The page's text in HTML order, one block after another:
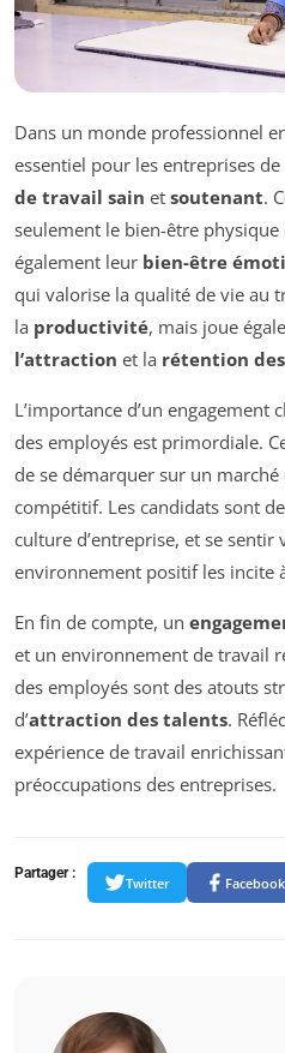
Dans un monde professionnel
essentiel pour les entreprises de
de travail sain et soutenant.
seulement le bien-être
également leur bien-être
qui valorise la qualité de vie au
la productivité, mais joue
l’attraction et la rétention
L’importance d’un
des employés est primordiale.
de se démarquer sur un
compétitif. Les candidats sont
culture d’entreprise, et se sentir
environnement positif les incite
En fin de compte, un
et un environnement de travail
des employés sont des atouts
d’attraction des talents.
expérience de travail
préoccupations des entreprises.
Partager :
Twitter Facebook